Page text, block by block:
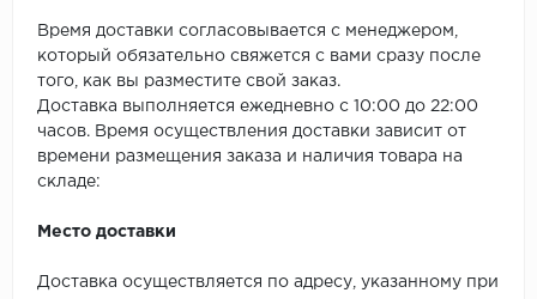
Время доставки согласовывается с менеджером,
который обязательно свяжется с вами сразу после
того, как вы разместите свой заказ.
Доставка выполняется ежедневно с 10:00 до 22:00
часов. Время осуществления доставки зависит от
времени размещения заказа и наличия товара на
складе:
Место доставки
Доставка осуществляется по адресу, указанному при